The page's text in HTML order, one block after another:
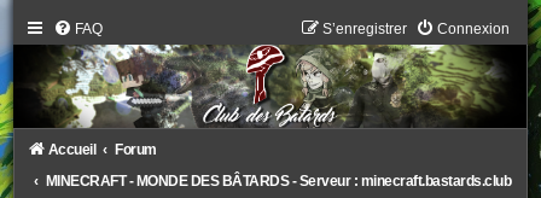
FAQ Connexion
S’enregistrer
Accueil
Forum
MINECRAFT - MONDE DES BÂTARDS - Serveur : minecraft.bastards.club